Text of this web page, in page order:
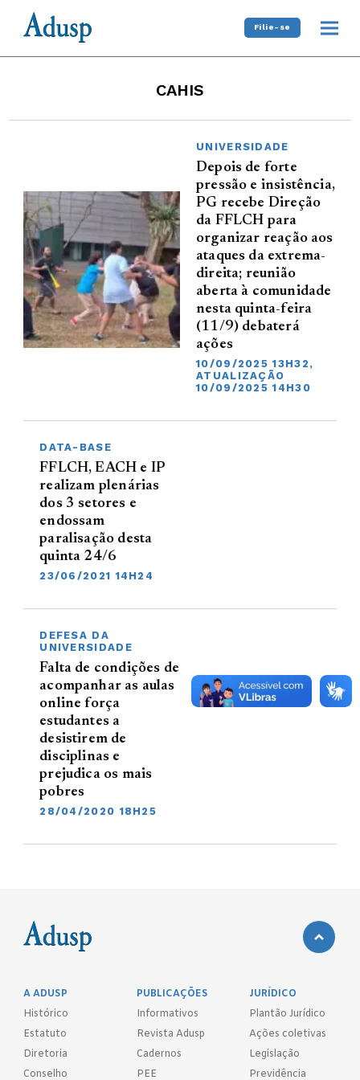
Filie-se
CAHIS
UNIVERSIDADE
Depois de forte
pressão e insistência,
PG recebe Direção
da FFLCH para
organizar reação aos
ataques da extrema-
direita; reunião
aberta à comunidade
nesta quinta-feira
(11/9) debaterá
ações
10/09/2025 13H32,
ATUALIZAÇÃO
10/09/2025 14H30
DATA-BASE
FFLCH, EACH e IP
realizam plenárias
dos 3 setores e
endossam
paralisação desta
quinta 24/6
23/06/2021 14H24
DEFESA DA
UNIVERSIDADE
Falta de condições de
acompanhar as aulas
online força
estudantes a
desistirem de
disciplinas e
prejudica os mais
pobres
28/04/2020 18H25
A ADUSP
Histórico
Estatuto
Diretoria
Conselho
PUBLICAÇÕES
Informativos
Revista Adusp
Cadernos
PEE
JURÍDICO
Plantão Jurídico
Ações coletivas
Legislação
Previdência